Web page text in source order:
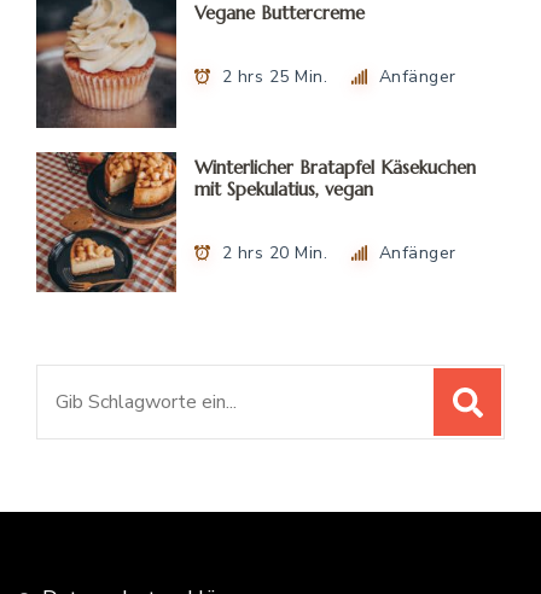
Vegane Buttercreme
2 hrs 25 Min. Anfänger
Winterlicher Bratapfel Käsekuchen
mit Spekulatius, vegan
2 hrs 20 Min. Anfänger